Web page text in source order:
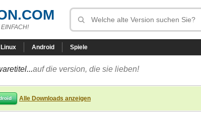
Linux Android Spiele
auf die version, die sie lieben!
Alle Downloads anzeigen